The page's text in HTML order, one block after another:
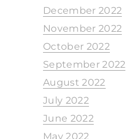
December 2022
November 2022
October 2022
September 2022
August 2022
July 2022
June 2022
May 2022